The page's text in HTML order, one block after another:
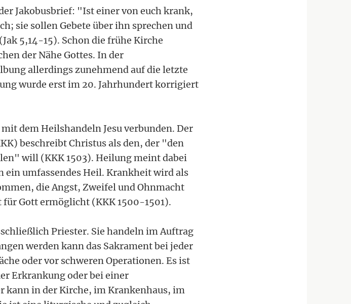
Jakobusbrief: "Ist einer von euch krank,
sie sollen Gebete über ihn sprechen und
5,14-15). Schon die frühe Kirche
der Nähe Gottes. In der
allerdings zunehmend auf die letzte
wurde erst im 20. Jahrhundert korrigiert
dem Heilshandeln Jesu verbunden. Der
beschreibt Christus als den, der "den
will (KKK 1503). Heilung meint dabei
umfassendes Heil. Krankheit wird als
die Angst, Zweifel und Ohnmacht
für Gott ermöglicht (KKK 1500-1501).
Priester. Sie handeln im Auftrag
werden kann das Sakrament bei jeder
oder vor schweren Operationen. Es ist
Erkrankung oder bei einer
kann in der Kirche, im Krankenhaus, im